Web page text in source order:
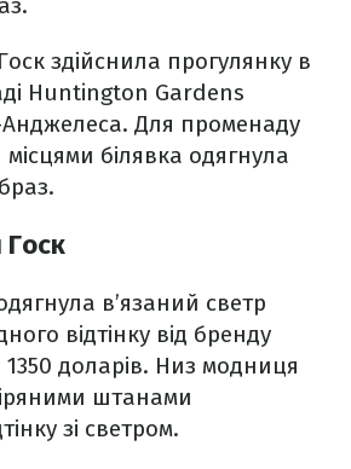
здійснила прогулянку в
Huntington Gardens
Анджелеса. Для променаду
білявка одягнула
Госк
в’язаний светр
відтінку від бренду
доларів. Низ модниця
штанами
зі светром.